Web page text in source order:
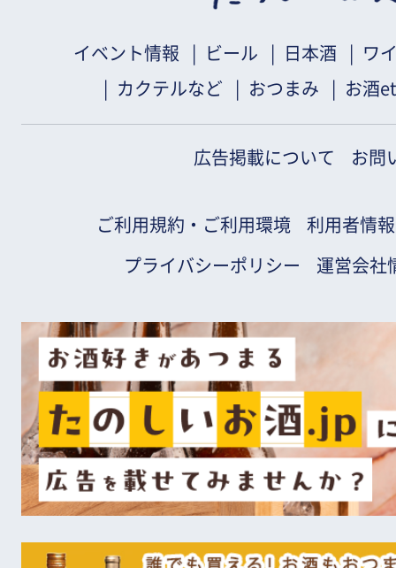
イベント情報 ビール 日本酒
ワ
カクテルなど
おつまみ お酒
広告掲載について お問
ご利用規約・ご利用環境 利用者情
プライバシーポリシー 運営会社